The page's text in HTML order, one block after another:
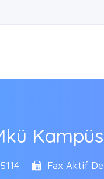
Kampüs
Fax Aktif